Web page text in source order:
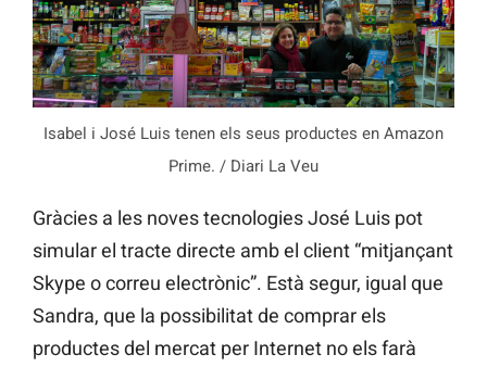
Isabel i José Luis tenen els seus productes en Amazon
Prime. / Diari La Veu
Gràcies a les noves tecnologies José Luis pot
simular el tracte directe amb el client “mitjançant
Skype o correu electrònic”. Està segur, igual que
Sandra, que la possibilitat de comprar els
productes del mercat per Internet no els farà